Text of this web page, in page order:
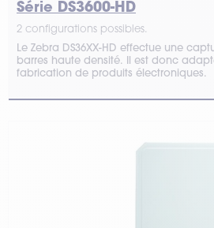
Série DS3600-HD
2 configurations possibles.
Le Zebra DS36XX-HD effectue une
barres haute densité. Il est donc
fabrication de produits électroniques.